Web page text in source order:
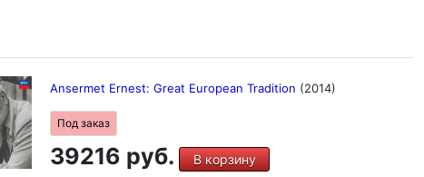
Ansermet Ernest: Great European Tradition (2014)
Под заказ
39216 руб. В корзину